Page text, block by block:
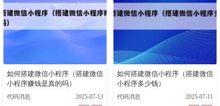
如何搭建微信小程序（搭建微信
小程序赚钱是真的吗）
代码消息
2025-07-13
如何搭建微信小程序（搭建微信
小程序多少钱）
代码消息
2025-07-11